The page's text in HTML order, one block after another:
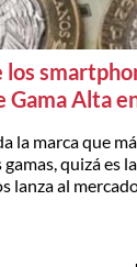
los
Gama Alta
la marca que
quizá es
lanza al